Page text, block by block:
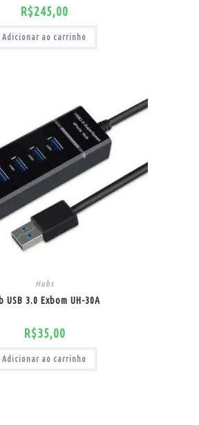
R$245,00
Adicionar ao carrinho
Hubs
USB 3.0 Exbom UH-30A
R$35,00
Adicionar ao carrinho